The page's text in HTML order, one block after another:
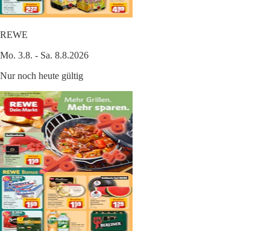
REWE
Mo. 3.8. - Sa. 8.8.2026
Nur noch heute gültig